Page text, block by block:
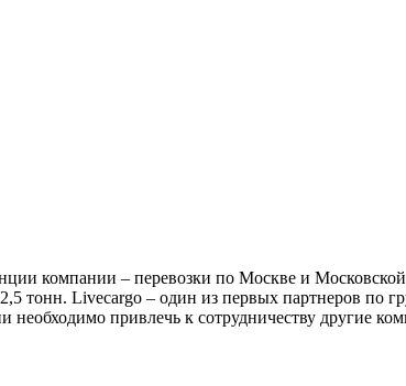
компании – перевозки по Москве и
тонн. Livecargo – один из первых партнеров по
привлечь к сотрудничеству другие